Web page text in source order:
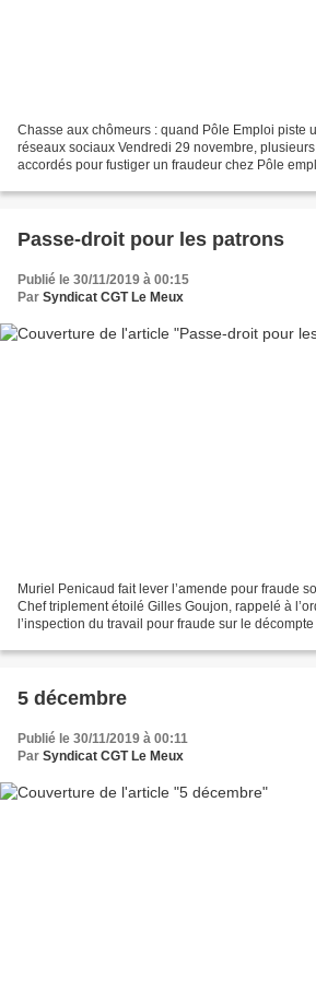
Chasse aux chômeurs : quand Pôle Emploi piste
réseaux sociaux Vendredi 29 novembre,
accordés pour fustiger un fraudeur chez Pôle
Passe-droit pour les patrons
Publié le 30/11/2019 à 00:15
Par Syndicat CGT Le Meux
Muriel Penicaud fait lever l’amende pour fraude
Chef triplement étoilé Gilles Goujon, rappelé à
l’inspection du travail pour fraude sur le
5 décembre
Publié le 30/11/2019 à 00:11
Par Syndicat CGT Le Meux